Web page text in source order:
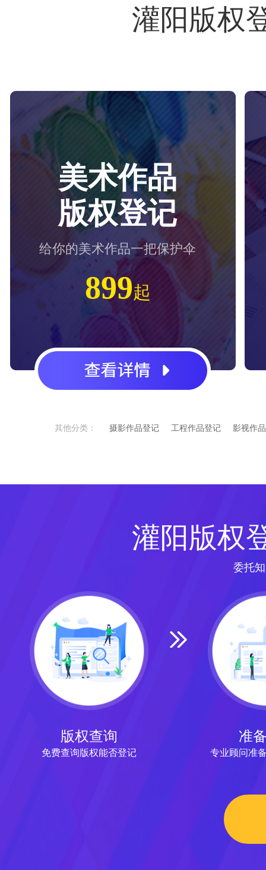
灌阳版权
美术作品
版权登记
给你的美术作品一把保护伞
899起
其他分类： 摄影作品登记 工程作品登记 影视作
灌阳版权
委托
版权查询
免费查询版权能否登记
准
专业顾问准